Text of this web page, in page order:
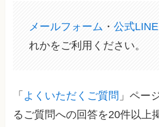
メールフォーム ・公式LINE
れかをご利用ください。
「 よくいただくご質問 」ペー
るご質問への回答を20件以上